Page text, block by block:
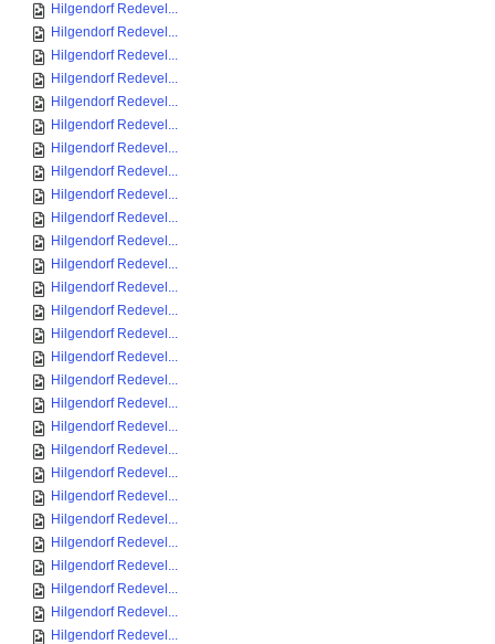
Hilgendorf Redevel...
Hilgendorf Redevel...
Hilgendorf Redevel...
Hilgendorf Redevel...
Hilgendorf Redevel...
Hilgendorf Redevel...
Hilgendorf Redevel...
Hilgendorf Redevel...
Hilgendorf Redevel...
Hilgendorf Redevel...
Hilgendorf Redevel...
Hilgendorf Redevel...
Hilgendorf Redevel...
Hilgendorf Redevel...
Hilgendorf Redevel...
Hilgendorf Redevel...
Hilgendorf Redevel...
Hilgendorf Redevel...
Hilgendorf Redevel...
Hilgendorf Redevel...
Hilgendorf Redevel...
Hilgendorf Redevel...
Hilgendorf Redevel...
Hilgendorf Redevel...
Hilgendorf Redevel...
Hilgendorf Redevel...
Hilgendorf Redevel...
Hilgendorf Redevel...